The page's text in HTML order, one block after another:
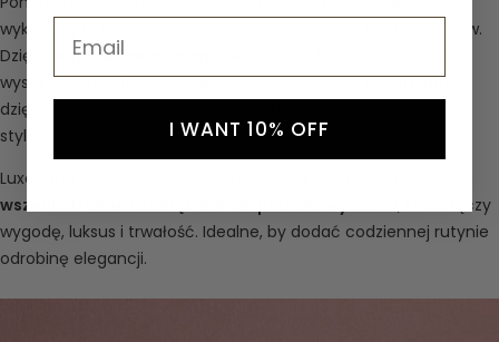
wykonany i oferuje wystarczającą nośność dla kilku ręczników.
Dzięki
regulowanemu drążkowi
wysokość i bez trudu zawiesić ręczniki w różnych rozmiarach,
dzięki czemu Twoja łazienka pozostanie zorganizowana i
stylowa.
LuxeHang to coś więcej niż tylko wieszak na ręczniki: to
wszechstronne rozwiązanie do przechowywania
, które łączy
wygodę, luksus i trwałość. Idealne, by dodać codziennej rutynie
odrobinę elegancji.
I WANT 10% OFF